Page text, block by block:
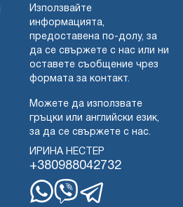
Използвайте
информацията,
предоставена по-долу, за
да се свържете с нас или ни
оставете съобщение чрез
формата за контакт.
Можете да използвате
гръцки или английски език,
за да се свържете с нас.
ИРИНА НЕСТЕР
+380988042732